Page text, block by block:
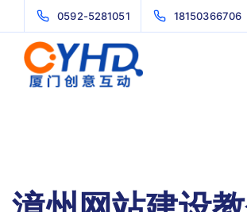
0592-5281051 18150366706